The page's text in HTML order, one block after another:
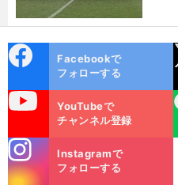
ok
Facebookで
フォローする
YouTubeで
チャンネル登録
LINE
m
Instagramで
フォローする